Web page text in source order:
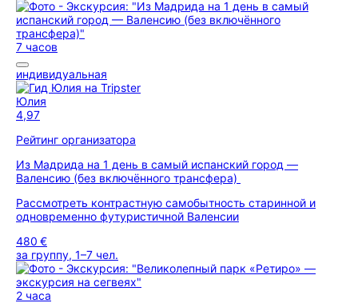
7 часов
индивидуальная
Юлия
4,97
Рейтинг организатора
Из Мадрида на 1 день в самый испанский город —
Валенсию (без включённого трансфера)
Рассмотреть контрастную самобытность старинной и
одновременно футуристичной Валенсии
480 €
за группу, 1–7 чел.
2 часа